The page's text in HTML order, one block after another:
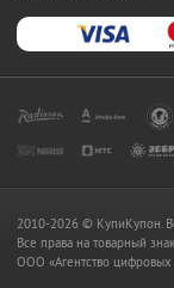
2010-2026 © КупиКупон.
Все права на товарный
OOO «Агентство